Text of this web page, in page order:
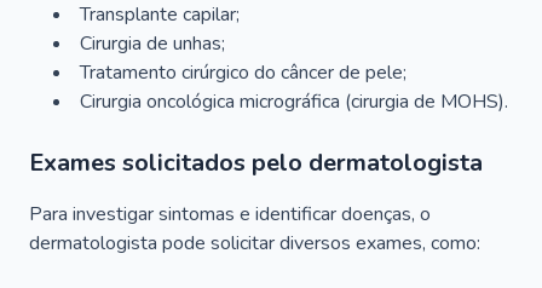
Transplante capilar;
Cirurgia de unhas;
Tratamento cirúrgico do câncer de pele;
Cirurgia oncológica micrográfica (cirurgia de MOHS).
Exames solicitados pelo dermatologista
Para investigar sintomas e identificar doenças, o
dermatologista pode solicitar diversos exames, como: